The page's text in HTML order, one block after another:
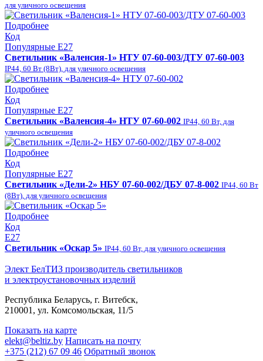
для уличного освещения
Подробнее
Код
Популярные E27
Светильник «Валенсия-1» НТУ 07-60-003/ДТУ 07-60-003
IP44, 60 Вт (8Вт), для уличного освещения
Подробнее
Код
Популярные E27
Светильник «Валенсия-4» НТУ 07-60-002 IP44, 60 Вт, для
уличного освещения
Подробнее
Код
Популярные E27
Светильник «Дели-2» НБУ 07-60-002/ДБУ 07-8-002 IP44, 60 Вт
(8Вт), для уличного освещения
Подробнее
Код
E27
Светильник «Оскар 5» IP44, 60 Вт, для уличного освещения
Элект БелТИЗ производитель светильников
и электроустановочных изделий
Республика Беларусь, г. Витебск,
210001, ул. Комсомольская, 11/5
Показать на карте
elekt@beltiz.by Написать на почту
+375 (212) 67 09 46 Обратный звонок